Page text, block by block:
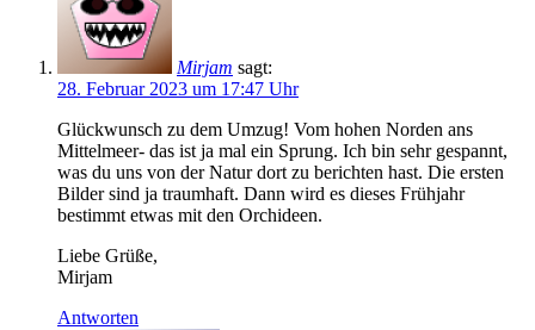
Mirjam sagt:
28. Februar 2023 um 17:47 Uhr
Glückwunsch zu dem Umzug! Vom hohen Norden ans
Mittelmeer- das ist ja mal ein Sprung. Ich bin sehr gespannt,
was du uns von der Natur dort zu berichten hast. Die ersten
Bilder sind ja traumhaft. Dann wird es dieses Frühjahr
bestimmt etwas mit den Orchideen.
Liebe Grüße,
Mirjam
Antworten